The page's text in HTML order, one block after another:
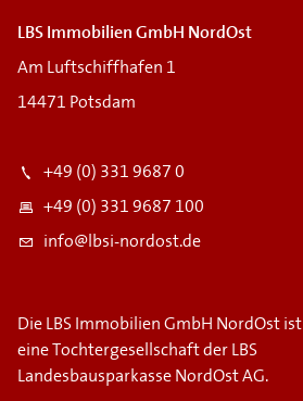
LBS Immobilien GmbH NordOst
Am Luftschiffhafen 1
14471 Potsdam
+49 (0) 331 9687 0
+49 (0) 331 9687 100
info@lbsi-nordost.de
Die LBS Immobilien GmbH NordOst ist
eine Tochtergesellschaft der LBS
Landesbausparkasse NordOst AG.